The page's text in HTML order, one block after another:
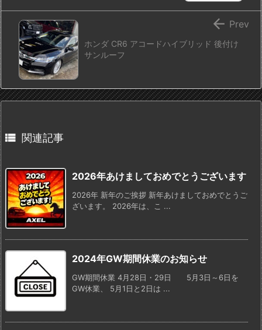
ホンダ CR6 アコードハイブリッド 後付け
サンルーフ
 Prev
 関連記事
2026年あけましておめでとうございます
2026年 新年のご挨拶 新年あけましておめでとうご
ざいます。 2026年は、こ ...
2024年GW期間休業のお知らせ
GW期間休業 4月28日・29日 5月3日～6日を
GW休業、 5月1日と2日は ...